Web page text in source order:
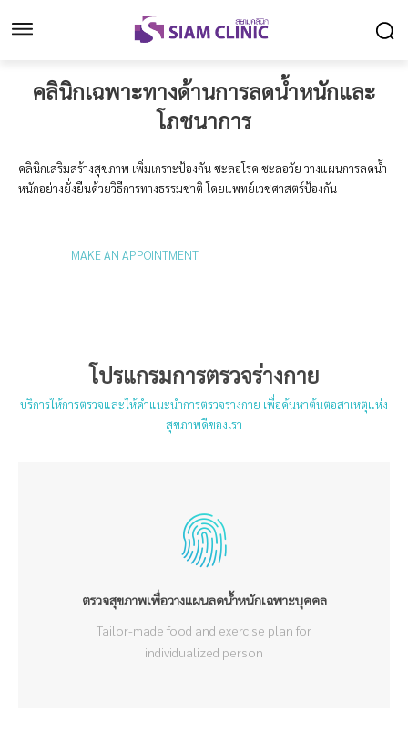
คลินิกเฉพาะทางด้านการลดน้ำหนักและ
โภชนาการ
คลินิกเสริมสร้างสุขภาพ เพิ่มเกราะป้องกัน ชะลอโรค ชะลอวัย วางแผนการลดน้ำ
หนักอย่างยั่งยืนด้วยวิธีการทางธรรมชาติ โดยแพทย์เวชศาสตร์ป้องกัน
MAKE AN APPOINTMENT
โปรแกรมการตรวจร่างกาย
บริการให้การตรวจและให้คำแนะนำการตรวจร่างกาย เพื่อค้นหาต้นตอสาเหตุแห่ง
สุขภาพดีของเรา
ตรวจสุขภาพเพื่อวางแผนลดน้ำหนักเฉพาะบุคคล
Tailor-made food and exercise plan for
individualized person